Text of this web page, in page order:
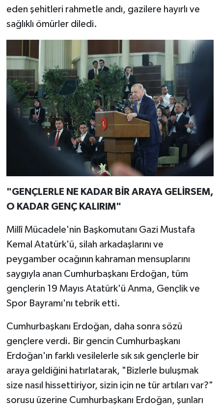
eden şehitleri rahmetle andı, gazilere hayırlı ve
sağlıklı ömürler diledi.
"GENÇLERLE NE KADAR BİR ARAYA GELİRSEM,
O KADAR GENÇ KALIRIM"
Millî Mücadele'nin Başkomutanı Gazi Mustafa
Kemal Atatürk'ü, silah arkadaşlarını ve
peygamber ocağının kahraman mensuplarını
saygıyla anan Cumhurbaşkanı Erdoğan, tüm
gençlerin 19 Mayıs Atatürk'ü Anma, Gençlik ve
Spor Bayramı'nı tebrik etti.
Cumhurbaşkanı Erdoğan, daha sonra sözü
gençlere verdi. Bir gencin Cumhurbaşkanı
Erdoğan'ın farklı vesilelerle sık sık gençlerle bir
araya geldiğini hatırlatarak, "Bizlerle buluşmak
size nasıl hissettiriyor, sizin için ne tür artıları var?"
sorusu üzerine Cumhurbaşkanı Erdoğan, şunları